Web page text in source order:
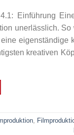
Einführung
unerlässlich.
eigenständige
kreativen
,